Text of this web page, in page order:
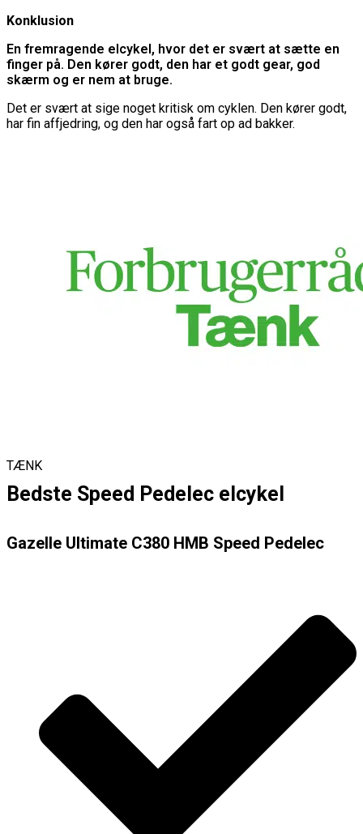
Konklusion
En fremragende elcykel, hvor det er svært at sætte en
finger på. Den kører godt, den har et godt gear, god
skærm og er nem at bruge.
Det er svært at sige noget kritisk om cyklen. Den kører godt,
har fin affjedring, og den har også fart op ad bakker.
TÆNK
Bedste Speed Pedelec elcykel
Gazelle Ultimate C380 HMB Speed Pedelec